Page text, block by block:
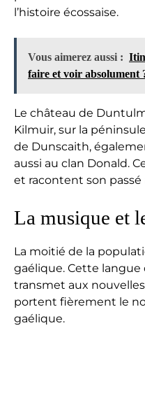
l’histoire écossaise.
Vous aimerez aussi :
faire et voir absolument
Le château de
Kilmuir, sur la
de Dunscaith,
aussi au clan Donald.
et racontent son
La musique et
La moitié de la
gaélique. Cette
transmet aux
portent fièrement le
gaélique.